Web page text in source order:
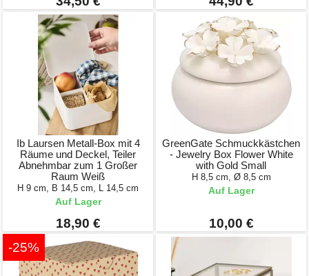
Ib Laursen Metall-Box mit 4
Räume und Deckel, Teiler
Abnehmbar zum 1 Großer
Raum Weiß
H 9 cm, B 14,5 cm, L 14,5 cm
Auf Lager
18,90 €
GreenGate Schmuckkästchen
- Jewelry Box Flower White
with Gold Small
H 8,5 cm, Ø 8,5 cm
Auf Lager
10,00 €
-25%